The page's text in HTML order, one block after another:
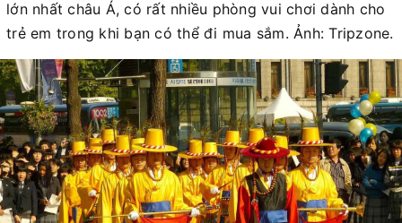
lớn nhất châu Á, có rất nhiều phòng vui chơi dành cho
trẻ em trong khi bạn có thể đi mua sắm. Ảnh: Tripzone.